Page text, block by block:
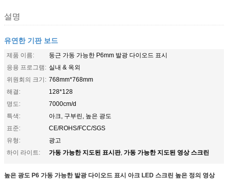
설명
유연한 기판 보드
제품 이름:
둥근 가동 가능한 P6mm 발광 다이오드 표시
응용 프로그램: 실내 & 옥외
위원회의 크기: 768mm*768mm
해결:
128*128
명도:
7000cm/d
특색:
아크, 구부린, 높은 광도
표준:
CE/ROHS/FCC/SGS
유형:
광고
하이 라이트:
가동 가능한 지도된 표시판, 가동 가능한 지도된 영상 스크린
높은 광도 P6 가동 가능한 발광 다이오드 표시 아크 LED 스크린 높은 정의 영상